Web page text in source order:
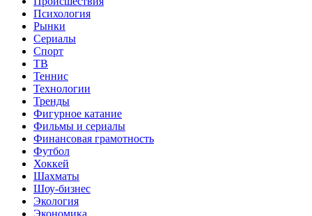
Психология
Рынки
Сериалы
Спорт
ТВ
Теннис
Технологии
Тренды
Фигурное катание
Фильмы и сериалы
Финансовая грамотность
Футбол
Хоккей
Шахматы
Шоу-бизнес
Экология
Экономика